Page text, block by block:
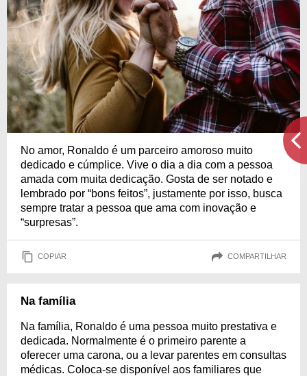
No amor, Ronaldo é um parceiro amoroso muito
dedicado e cúmplice. Vive o dia a dia com a pessoa
amada com muita dedicação. Gosta de ser notado e
lembrado por “bons feitos”, justamente por isso, busca
sempre tratar a pessoa que ama com inovação e
“surpresas”.
COPIAR COMPARTILHAR
Na família
Na família, Ronaldo é uma pessoa muito prestativa e
dedicada. Normalmente é o primeiro parente a
oferecer uma carona, ou a levar parentes em consultas
médicas. Coloca-se disponível aos familiares que